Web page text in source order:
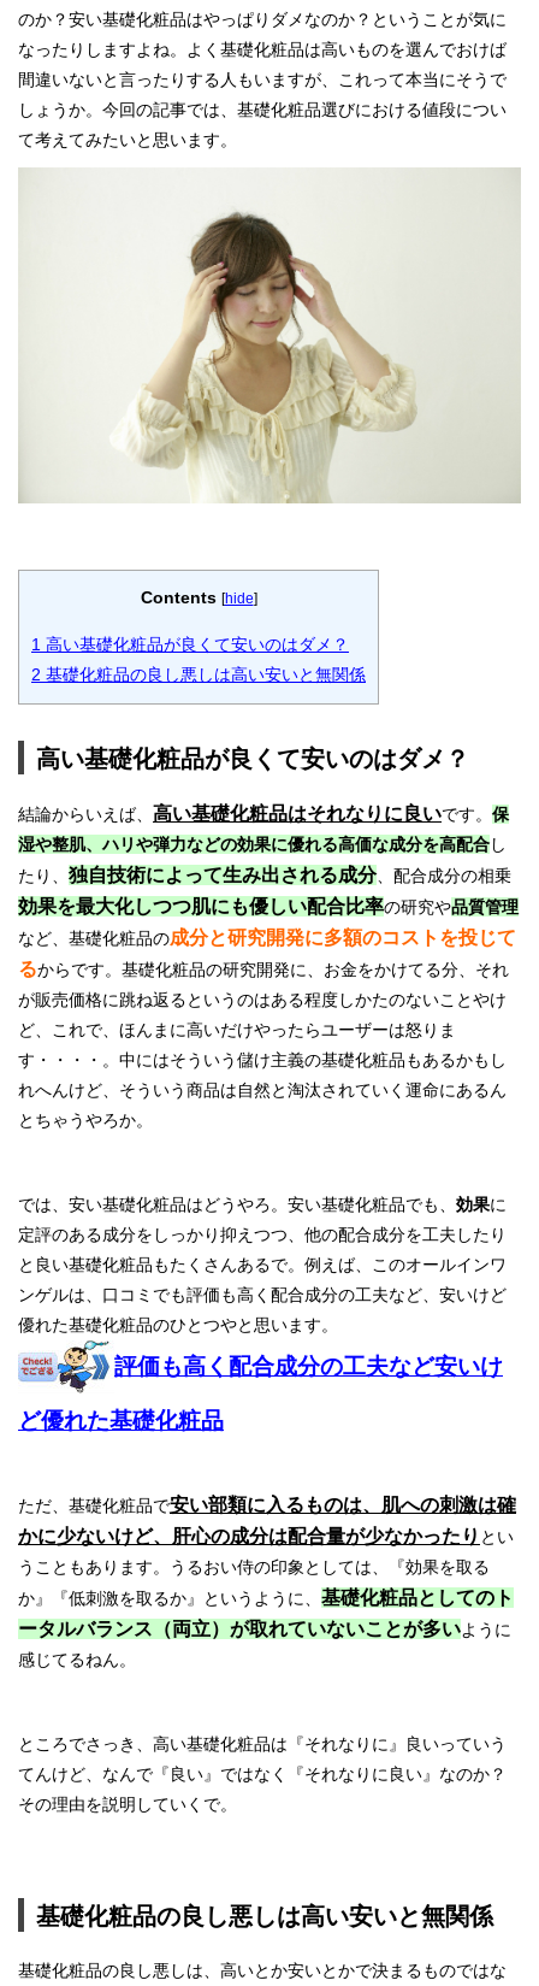
のか？安い基礎化粧品はやっぱりダメなのか？ということが気に
なったりしますよね。よく基礎化粧品は高いものを選んでおけば
間違いないと言ったりする人もいますが、これって本当にそうで
しょうか。今回の記事では、基礎化粧品選びにおける値段につい
て考えてみたいと思います。
Contents [hide]
1 高い基礎化粧品が良くて安いのはダメ？
2 基礎化粧品の良し悪しは高い安いと無関係
高い基礎化粧品が良くて安いのはダメ？
結論からいえば、 高い基礎化粧品はそれなりに良いです。 保
湿や整肌、ハリや弾力などの効果に優れる高価な成分を高配合し
たり、 独自技術によって生み出される成分、配合成分の相乗
効果を最大化しつつ肌にも優しい配合比率の研究や品質管理
など、基礎化粧品の成分と研究開発に多額のコストを投じて
るからです。基礎化粧品の研究開発に、お金をかけてる分、それ
が販売価格に跳ね返るというのはある程度しかたのないことやけ
ど、これで、ほんまに高いだけやったらユーザーは怒りま
す・・・・。中にはそういう儲け主義の基礎化粧品もあるかもし
れへんけど、そういう商品は自然と淘汰されていく運命にあるん
とちゃうやろか。
では、安い基礎化粧品はどうやろ。安い基礎化粧品でも、 効果に
定評のある成分をしっかり抑えつつ、他の配合成分を工夫したり
と良い基礎化粧品もたくさんあるで。例えば、このオールインワ
ンゲルは、口コミでも評価も高く配合成分の工夫など、安いけど
優れた基礎化粧品のひとつやと思います。
評価も高く配合成分の工夫など安いけ
ど優れた基礎化粧品
ただ、基礎化粧品で安い部類に入るものは、肌への刺激は確
かに少ないけど、肝心の成分は配合量が少なかったり とい
うこともあります。うるおい侍の印象としては、『効果を取る
か』『低刺激を取るか』というように、 基礎化粧品としてのト
ータルバランス（両立）が取れていないことが多いように
感じてるねん。
ところでさっき、高い基礎化粧品は『それなりに』良いっていう
てんけど、なんで『良い』ではなく『それなりに良い』なのか？
その理由を説明していくで。
基礎化粧品の良し悪しは高い安いと無関係
基礎化粧品の良し悪しは、高いとか安いとかで決まるものではな